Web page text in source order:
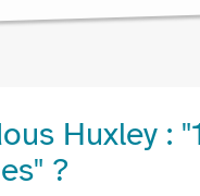
Huxley :
?